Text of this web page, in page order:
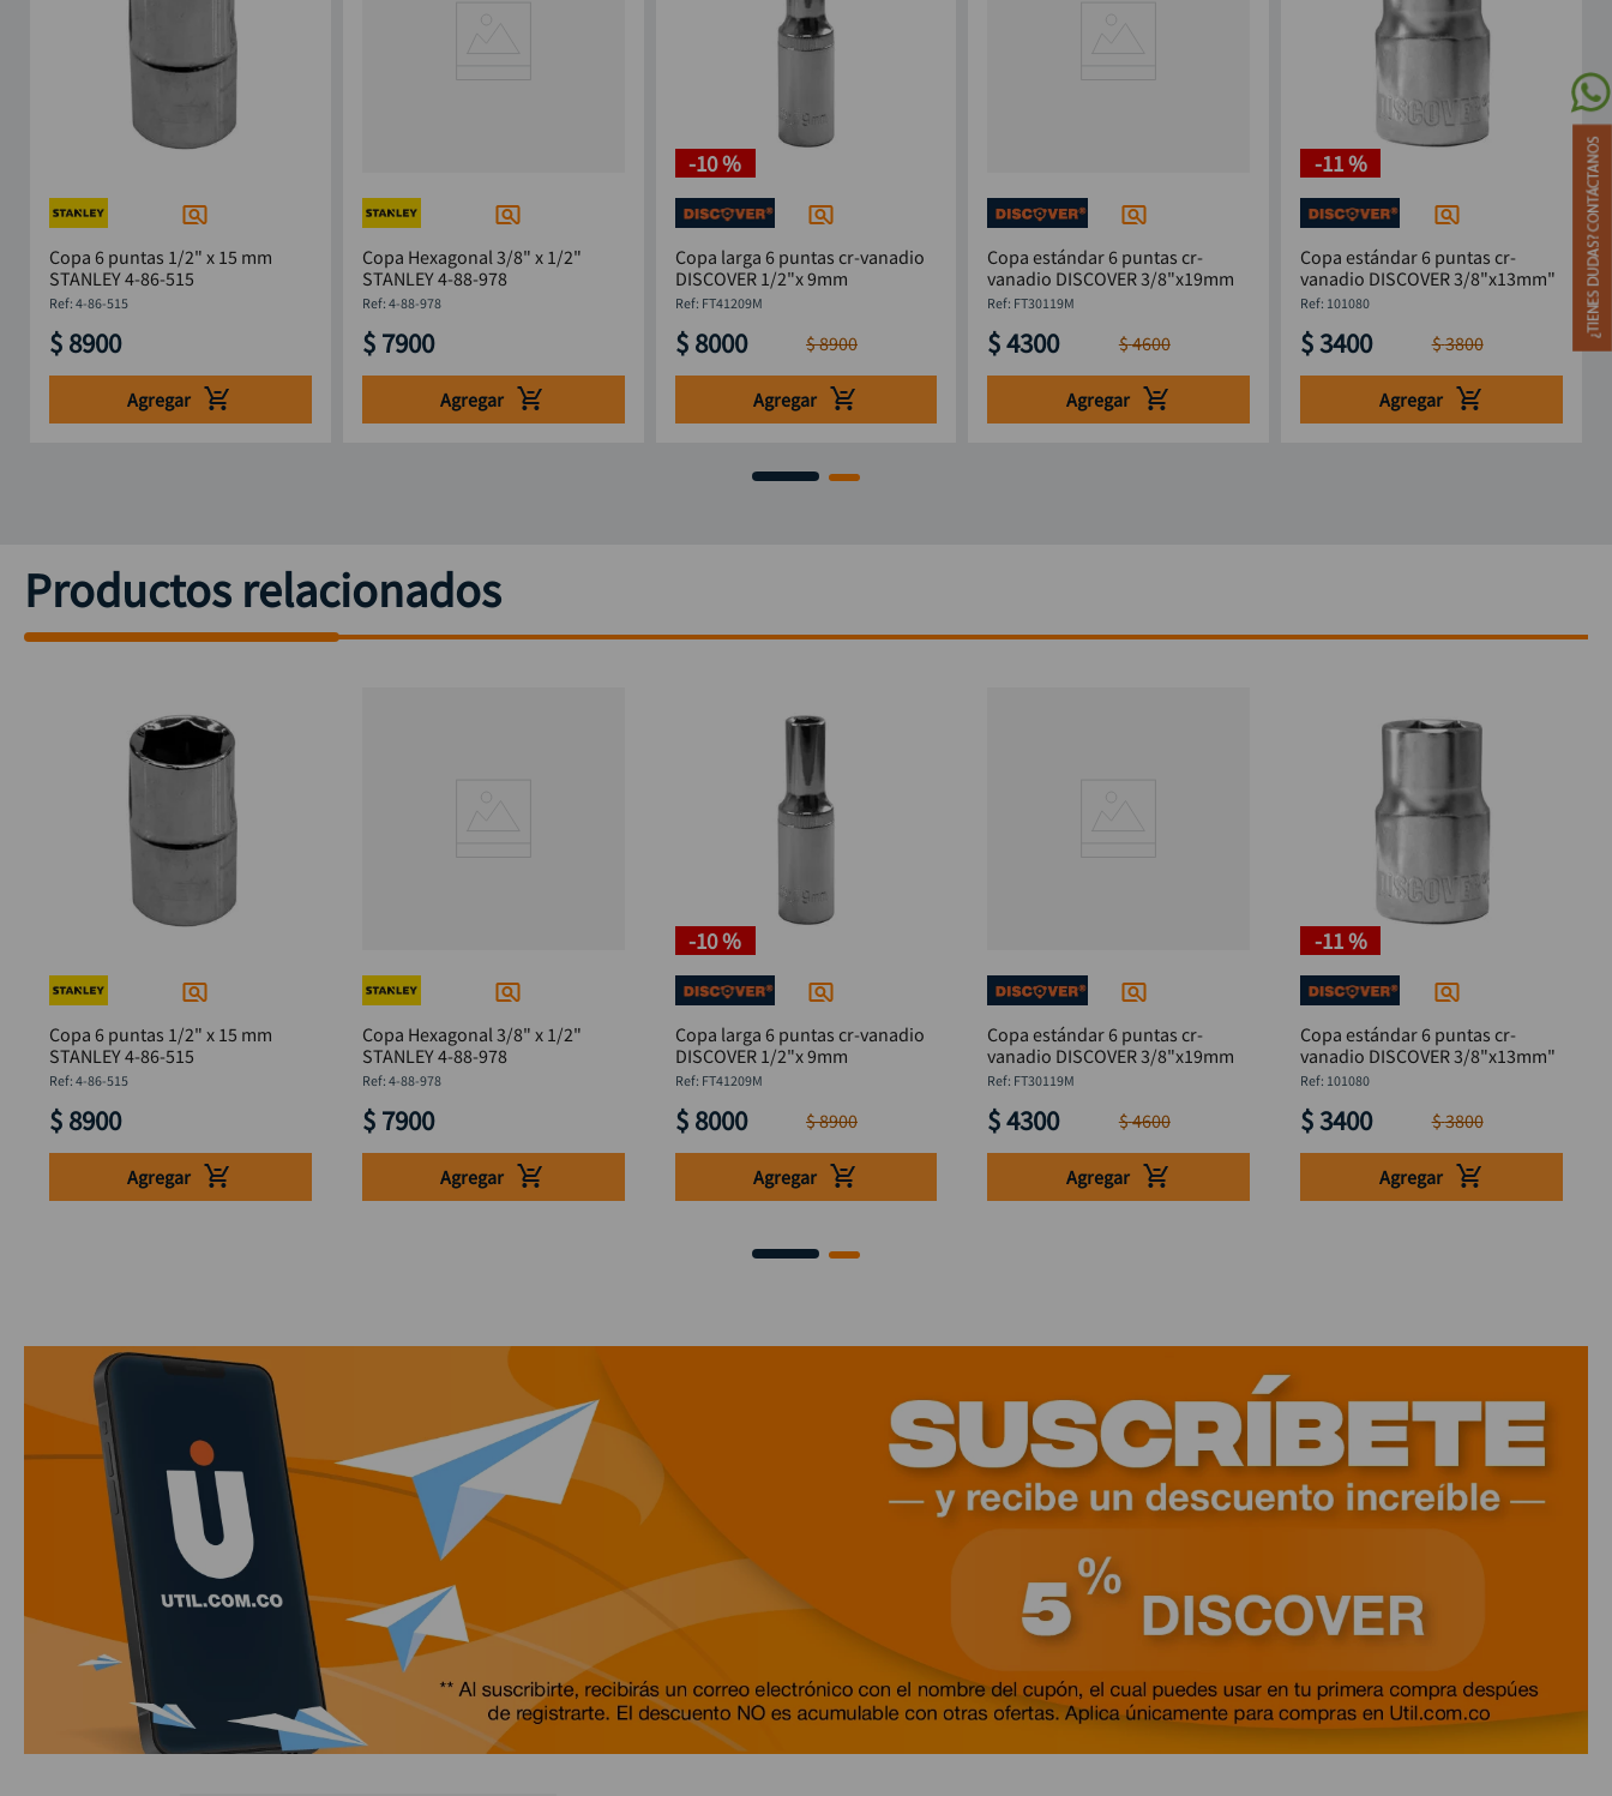
Copa 6 puntas 1/2" x 15 mm
STANLEY 4-86-515
: 4-86-515
$ 8900
Agregar
Copa Hexagonal 3/8" x 1/2"
STANLEY 4-88-978
: 4-88-978
$ 7900
Agregar
-10 %
Copa larga 6 puntas cr-vanadio
DISCOVER 1/2"x 9mm
: FT41209M
$ 8000 $8900
Agregar
Copa estándar 6 puntas cr-
vanadio DISCOVER 3/8"x19mm
: FT30119M
$4300 $4600
Agregar
-11 %
Copa estándar 6 puntas cr-
vanadio DISCOVER 3/8"x13mm"
: 101080
$3400 $3800
Agregar
Productos relacionados
Copa 6 puntas 1/2" x 15 mm
STANLEY 4-86-515
: 4-86-515
$ 8900
Agregar
Copa Hexagonal 3/8" x 1/2"
STANLEY 4-88-978
: 4-88-978
$ 7900
Agregar
-10 %
Copa larga 6 puntas cr-vanadio
DISCOVER 1/2"x 9mm
: FT41209M
$ 8000 $8900
Agregar
Copa estándar 6 puntas cr-
vanadio DISCOVER 3/8"x19mm
: FT30119M
$4300 $4600
Agregar
-11 %
Copa estándar 6 puntas cr-
vanadio DISCOVER 3/8"x13mm"
: 101080
$3400 $3800
Agregar